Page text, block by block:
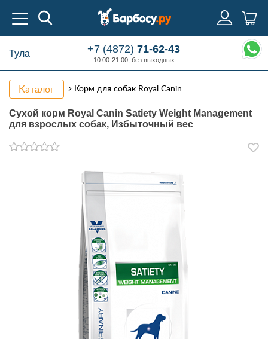
Тула +7 (4872)71-62-43
10:00-21:00, без выходных
Каталог Корм для собак Royal Canin
Сухой корм Royal Canin Satiety Weight Management
для взрослых собак, Избыточный вес